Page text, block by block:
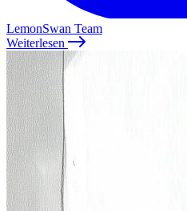
LemonSwan Team
Weiterlesen